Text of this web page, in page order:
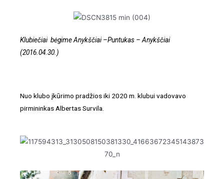
Klubiečiai bėgime Anykščiai –Puntukas – Anykščiai
(2016.04.30.)
Nuo klubo įkūrimo pradžios iki 2020 m. klubui vadovavo
pirmininkas Albertas Survila.